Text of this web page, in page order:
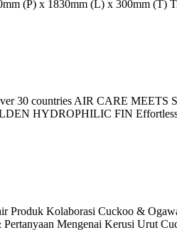
(P) x 1830mm (L) x 300mm (T)
30 countries AIR CARE MEETS
HYDROPHILIC FIN
Kolaborasi Cuckoo &
Mengenai Kerusi Urut